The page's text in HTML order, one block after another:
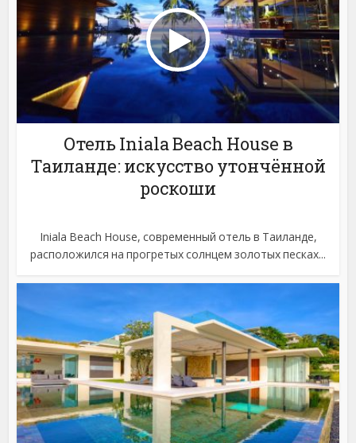
Отель Iniala Beach House в
Таиланде: искусство утончённой
роскоши
Iniala Beach House, современный отель в Таиланде,
расположился на прогретых солнцем золотых песках...